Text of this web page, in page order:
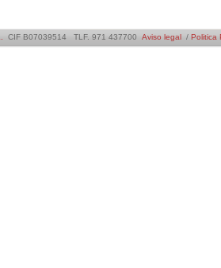
CIF B07039514 TLF. 971 437700 Aviso legal / Politica